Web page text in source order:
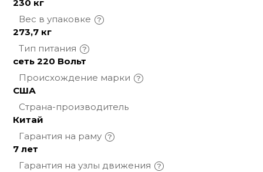
230 кг
Вес в упаковке
273,7 кг
Тип питания
сеть 220 Вольт
Происхождение марки
США
Страна-производитель
Китай
Гарантия на раму
7 лет
Гарантия на узлы движения